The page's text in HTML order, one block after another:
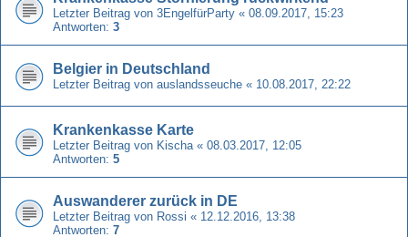
Letzter Beitrag von 3EngelfürParty « 08.09.2017, 15:23
Antworten: 3
Belgier in Deutschland
Letzter Beitrag von auslandsseuche « 10.08.2017, 22:22
Krankenkasse Karte
Letzter Beitrag von Kischa « 08.03.2017, 12:05
Antworten: 5
Auswanderer zurück in DE
Letzter Beitrag von Rossi « 12.12.2016, 13:38
Antworten: 7